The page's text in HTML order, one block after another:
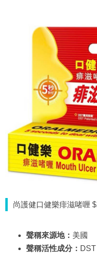
尚護健口健樂痱滋啫喱
聲稱來源地： 美國
聲稱活性成分：